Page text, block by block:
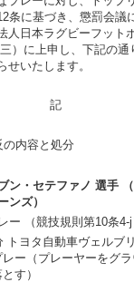
ッツ 対 NTTドコモ
ッドハリケーンズ所
なプレーに対し、ト
12条に基づき、懲
達三）に上申し、下
反の内容と処分
ブン・セテファノ
ーンズ）